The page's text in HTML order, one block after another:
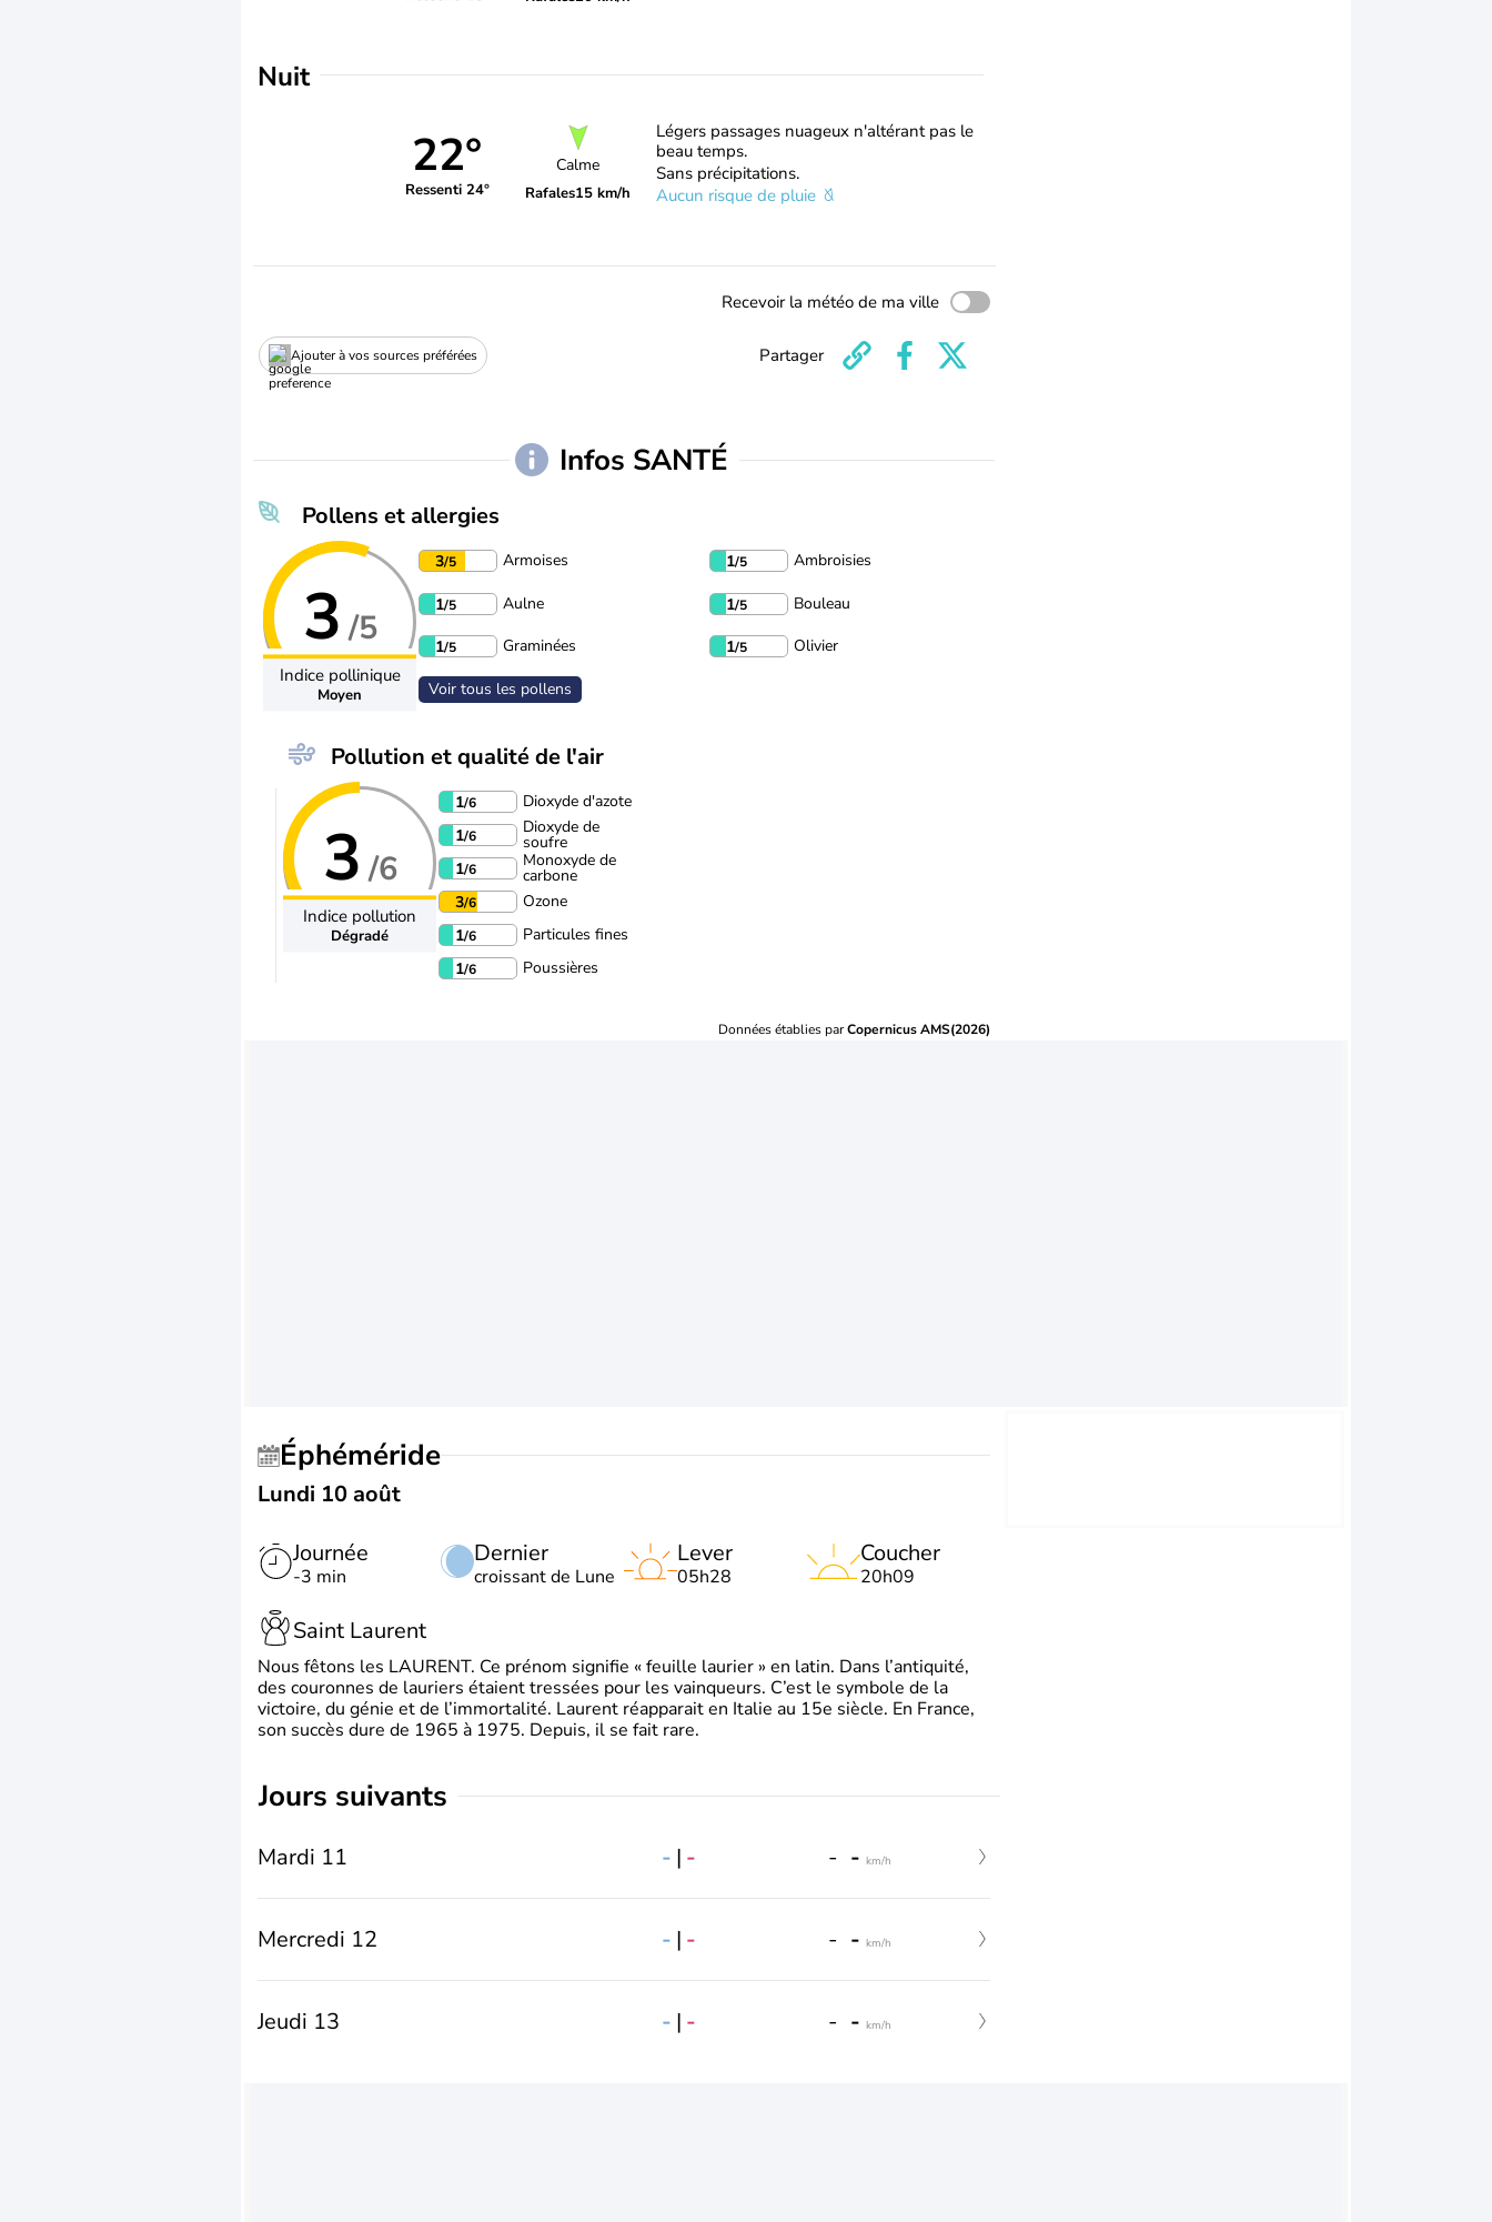
Nuit
22°
Ressenti 24°
Calme
Rafales15 km/h
Légers passages nuageux n'altérant pas le
beau temps.
Sans précipitations.
Aucun risque de pluie
Recevoir la météo de ma ville
Ajouter à vos sources préférées Partager
Infos SANTÉ
Pollens et allergies
3 /5
Indice pollinique
Moyen
3/5 Armoises 1/5 Ambroisies
1/5 Aulne 1/5 Bouleau
1/5 Graminées 1/5 Olivier
Voir tous les pollens
Pollution et qualité de l'air
3 /6
Indice pollution
Dégradé
1/6
Dioxyde d'azote
1/6 Dioxyde de
soufre
1/6 Monoxyde de
carbone
3/6
Ozone
1/6
Particules fines
1/6 Poussières
Données établies parCopernicus AMS(2026)
Éphéméride
Lundi 10 août
Journée
-3 min
Dernier
croissant de Lune
Lever
05h28
Coucher
20h09
Saint Laurent
Nous fêtons les LAURENT. Ce prénom signifie « feuille laurier » en latin. Dans l’antiquité,
des couronnes de lauriers étaient tressées pour les vainqueurs. C’est le symbole de la
victoire, du génie et de l’immortalité. Laurent réapparait en Italie au 15e siècle. En France,
son succès dure de 1965 à 1975. Depuis, il se fait rare.
jours suivants
Mardi 11 - | - - - km/h
Mercredi 12 - | - - - km/h
Jeudi 13 - | - - - km/h